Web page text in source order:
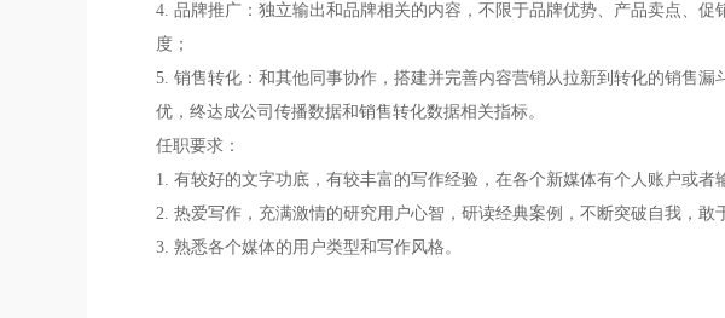
4. 品牌推广：独立输出和品牌相关的内容，不限于品牌优势、产品卖点、
度；
5. 销售转化：和其他同事协作，搭建并完善内容营销从拉新到转化的销售
优，终达成公司传播数据和销售转化数据相关指标。
任职要求：
1. 有较好的文字功底，有较丰富的写作经验，在各个新媒体有个人账户或者
2. 热爱写作，充满激情的研究用户心智，研读经典案例，不断突破自我，敢
3. 熟悉各个媒体的用户类型和写作风格。